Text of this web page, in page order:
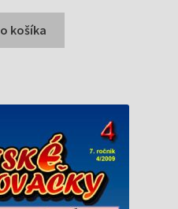
€.
cena
je:
0,96 €.
košíka